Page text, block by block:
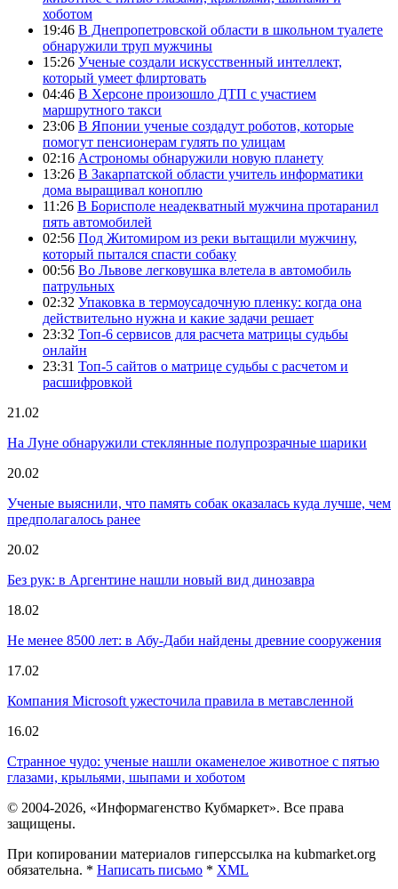
хоботом
19:46 В Днепропетровской области в школьном туалете
обнаружили труп мужчины
15:26 Ученые создали искусственный интеллект,
который умеет флиртовать
04:46 В Херсоне произошло ДТП с участием
маршрутного такси
23:06 В Японии ученые создадут роботов, которые
помогут пенсионерам гулять по улицам
02:16 Астрономы обнаружили новую планету
13:26 В Закарпатской области учитель информатики
дома выращивал коноплю
11:26 В Борисполе неадекватный мужчина протаранил
пять автомобилей
02:56 Под Житомиром из реки вытащили мужчину,
который пытался спасти собаку
00:56 Во Львове легковушка влетела в автомобиль
патрульных
02:32 Упаковка в термоусадочную пленку: когда она
действительно нужна и какие задачи решает
23:32 Топ-6 сервисов для расчета матрицы судьбы
онлайн
23:31 Топ-5 сайтов о матрице судьбы с расчетом и
расшифровкой
21.02
На Луне обнаружили стеклянные полупрозрачные шарики
20.02
Ученые выяснили, что память собак оказалась куда лучше, чем
предполагалось ранее
20.02
Без рук: в Аргентине нашли новый вид динозавра
18.02
Не менее 8500 лет: в Абу-Даби найдены древние сооружения
17.02
Компания Microsoft ужесточила правила в метавсленной
16.02
Странное чудо: ученые нашли окаменелое животное с пятью
глазами, крыльями, шыпами и хоботом
© 2004-2026, «Информагенство Кубмаркет». Все права
защищены.
При копировании материалов гиперссылка на kubmarket.org
обязательна. * Написать письмо * XML